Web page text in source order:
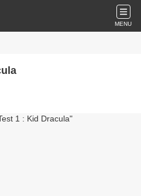
MENU